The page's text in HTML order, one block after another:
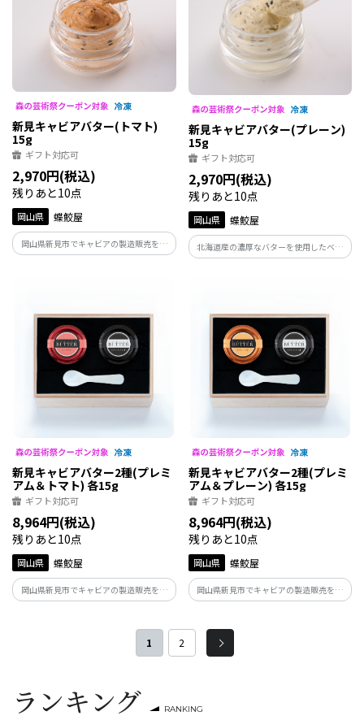
新見キャビアバター(トマト)
15g
ギフト対応可
2,970円(税込)
残りあと10点
岡山県 蝶鮫屋
岡山県新見市でキャビアの製造販売を行
っている蝶鮫屋のキャビアバター。トマ
新見キャビアバター(プレーン)
15g
ギフト対応可
2,970円(税込)
残りあと10点
岡山県 蝶鮫屋
北海道産の濃厚なバターを使用したベー
スクリームに、新見フレッシュキャビア
新見キャビアバター2種(プレミ
アム＆トマト) 各15g
ギフト対応可
8,964円(税込)
残りあと10点
岡山県 蝶鮫屋
岡山県新見市でキャビアの製造販売を行
っている蝶鮫屋のキャビアバター。口当
アバターの人気シリーズをセットに。バ
ゲットにぬって、特別な朝食を。
新見キャビアバター2種(プレミ
アム＆プレーン) 各15g
ギフト対応可
8,964円(税込)
残りあと10点
岡山県 蝶鮫屋
岡山県新見市でキャビアの製造販売を行
っている蝶鮫屋のキャビアバター。口当
アバターの人気シリーズをセットに。バ
ゲットにぬって、特別な朝食を。
1 2
ランキング RANKING